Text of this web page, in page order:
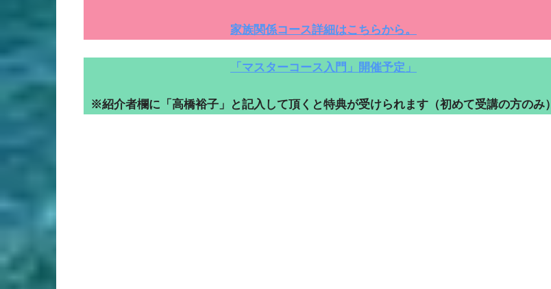
家族関係コース詳細はこちらから。
「マスターコース入門」開催予定」
※紹介者欄に「高橋裕子」と記入して頂くと特典が受けられます（初めて受講の方のみ）